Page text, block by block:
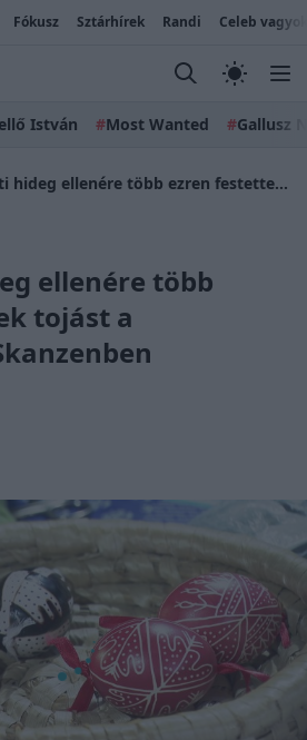
Fókusz Sztárhírek Randi Celeb
István #Most Wanted #Gallusz
A húsvéti hideg ellenére több ezren festettek tojást a Szentendrei Skanzenben
ellenére több
tojást a